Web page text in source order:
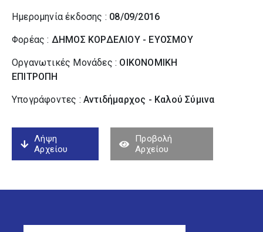
Ημερομηνία έκδοσης : 08/09/2016
Φορέας : ΔΗΜΟΣ ΚΟΡΔΕΛΙΟΥ - ΕΥΟΣΜΟΥ
Οργανωτικές Μονάδες : ΟΙΚΟΝΟΜΙΚΗ
ΕΠΙΤΡΟΠΗ
Υπογράφοντες : Αντιδήμαρχος - Καλού Σύµινα
Λήψη
Αρχείου
Προβολή
Αρχείου